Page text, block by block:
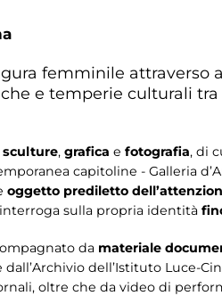
femminile
e temperie culturali
sculture, grafica e fotografia, di
capitoline - Galleria
oggetto prediletto
sulla propria identità
da materiale
dell’Istituto Luce-
oltre che da video di